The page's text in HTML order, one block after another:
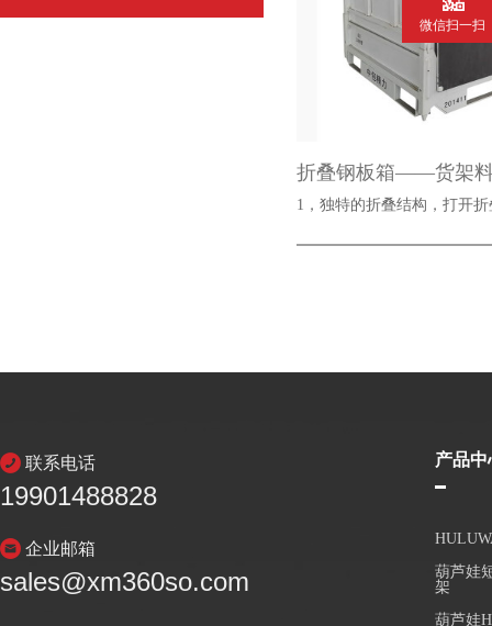
折叠钢板箱——货架
1，独特的折叠结构，打
联系电话
19901488828
企业邮箱
sales@xm360so.com
产品中
葫芦娃
架
葫芦娃
微信扫一扫